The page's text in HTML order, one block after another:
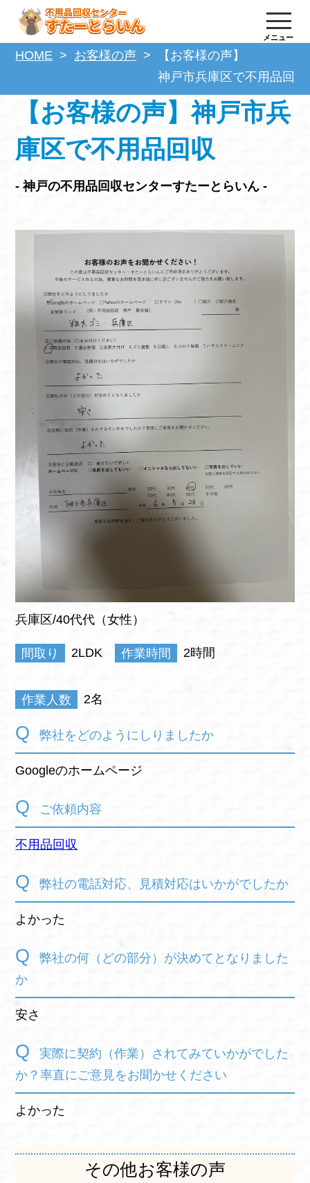
メニュー
HOME お客様の声
【お客様の声】
神戸市兵庫区で不用品回収
【お客様の声】神戸市兵
庫区で不用品回収
- 神戸の不用品回収センターすたーとらいん -
兵庫区/40代代（女性）
間取り 2LDK 作業時間 2時間
作業人数 2名
弊社をどのようにしりましたか
Googleのホームページ
ご依頼内容
不用品回収
弊社の電話対応、見積対応はいかがでしたか
よかった
弊社の何（どの部分）が決めてとなりました
か
安さ
実際に契約（作業）されてみていかがでした
か？率直にご意見をお聞かせください
よかった
その他お客様の声